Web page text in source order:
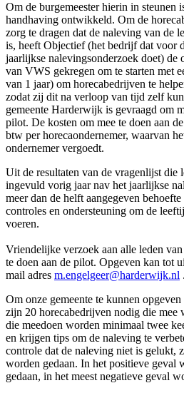
Om de burgemeester hierin in steunen
handhaving ontwikkeld. Om de
zorg te dragen dat de naleving van de
is, heeft Objectief (het bedrijf dat voor
jaarlijkse nalevingsonderzoek doet) de
van VWS gekregen om te starten met
van 1 jaar) om horecabedrijven te
zodat zij dit na verloop van tijd zelf
gemeente Harderwijk is gevraagd om
pilot. De kosten om mee te doen aan
btw per horecaondernemer, waarvan
ondernemer vergoedt.
Uit de resultaten van de vragenlijst die
ingevuld vorig jaar nav het jaarlijkse
meer dan de helft aangegeven
controles en ondersteuning om de
voeren.
Vriendelijke verzoek aan alle leden
te doen aan de pilot. Opgeven kan tot
mail adres m.engelgeer@harderwijk.nl .
Om onze gemeente te kunnen
zijn 20 horecabedrijven nodig die mee
die meedoen worden minimaal twee
en krijgen tips om de naleving te
controle dat de naleving niet is gelukt,
worden gedaan. In het positieve geval
gedaan, in het meest negatieve geval